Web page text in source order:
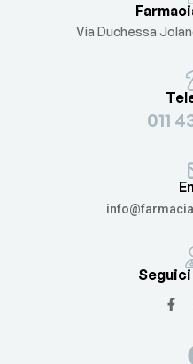
Via Duchessa
011